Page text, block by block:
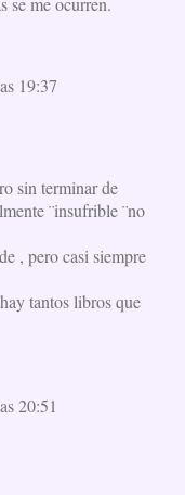
19:37
sin terminar de
¨insufrible ¨no
, pero casi siempre
tantos libros que
20:51